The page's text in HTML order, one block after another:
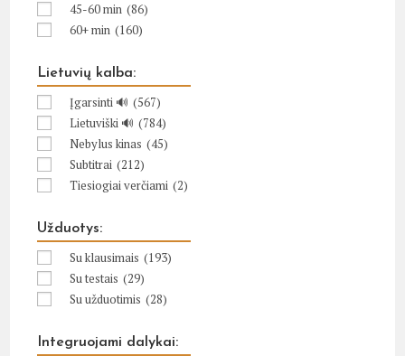
45-60 min (86)
60+ min (160)
Lietuvių kalba:
Įgarsinti 🔊 (567)
Lietuviški 🔊 (784)
Nebylus kinas (45)
Subtitrai (212)
Tiesiogiai verčiami (2)
Užduotys:
Su klausimais (193)
Su testais (29)
Su užduotimis (28)
Integruojami dalykai: